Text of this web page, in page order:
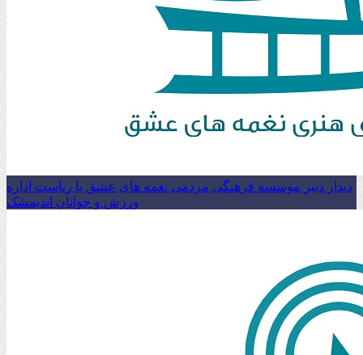
دیدار دبیر موسسه فرهنگی مردمی نغمه های عشق با ریاست اداره
ورزش و جوانان اندیمشک